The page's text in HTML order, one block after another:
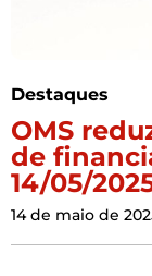
Destaques
OMS
de
14/05/
14 de maio de